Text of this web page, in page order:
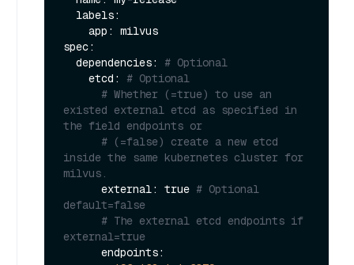
spec:
  dependencies:
# Optional
    etcd:
# Optional
# Whether (=true) to use an
existed external etcd as specified in
the field endpoints or
# (=false) create a new etcd
inside the same kubernetes cluster for
milvus.
      external: true
# Optional
default=false
# The external etcd endpoints if
external=true